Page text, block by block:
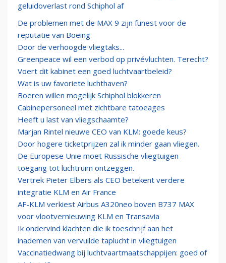
geluidoverlast rond Schiphol af
De problemen met de MAX 9 zijn funest voor de
reputatie van Boeing
Door de verhoogde vliegtaks...
Greenpeace wil een verbod op privévluchten. Terecht?
Voert dit kabinet een goed luchtvaartbeleid?
Wat is uw favoriete luchthaven?
Boeren willen mogelijk Schiphol blokkeren
Cabinepersoneel met zichtbare tatoeages
Heeft u last van vliegschaamte?
Marjan Rintel nieuwe CEO van KLM: goede keus?
Door hogere ticketprijzen zal ik minder gaan vliegen.
De Europese Unie moet Russische vliegtuigen
toegang tot luchtruim ontzeggen.
Vertrek Pieter Elbers als CEO betekent verdere
integratie KLM en Air France
AF-KLM verkiest Airbus A320neo boven B737 MAX
voor vlootvernieuwing KLM en Transavia
Ik ondervind klachten die ik toeschrijf aan het
inademen van vervuilde taplucht in vliegtuigen
Vaccinatiedwang bij luchtvaartmaatschappijen: goed of